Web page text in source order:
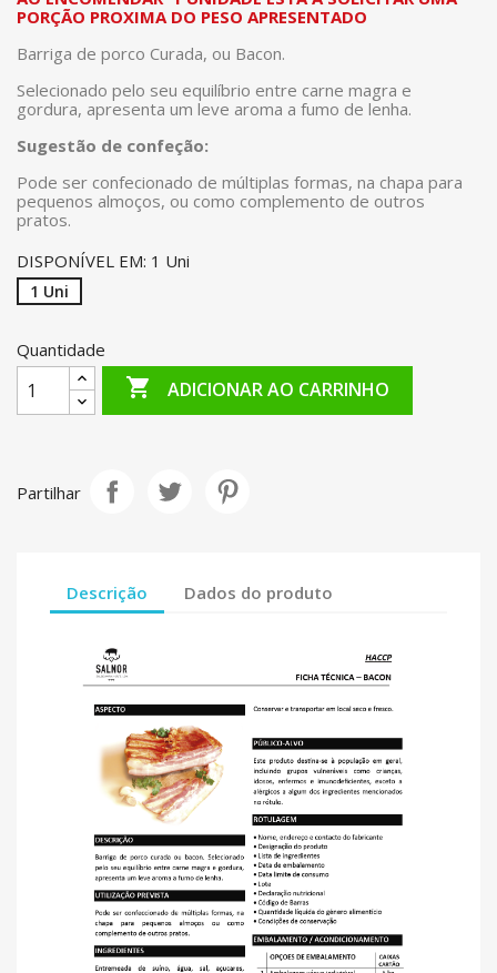
PORÇÃO PROXIMA DO PESO APRESENTADO
Barriga de porco Curada, ou Bacon.
Selecionado pelo seu equilíbrio entre carne magra e
gordura, apresenta um leve aroma a fumo de lenha.
Sugestão de confeção:
Pode ser confecionado de múltiplas formas, na chapa para
pequenos almoços, ou como complemento de outros
pratos.
DISPONÍVEL EM: 1 Uni
1 Uni
Quantidade
 ADICIONAR AO CARRINHO
Partilhar
Descrição Dados do produto